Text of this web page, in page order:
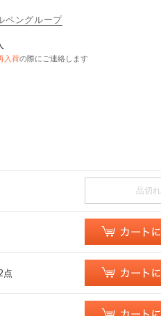
ペングループ
入荷の際にご連絡します
品切れ
点